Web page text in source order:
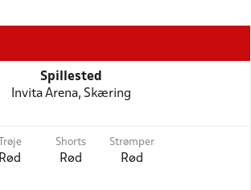
Spillested
Invita Arena, Skæring
Trøje
Rød
Shorts
Rød
Strømper
Rød